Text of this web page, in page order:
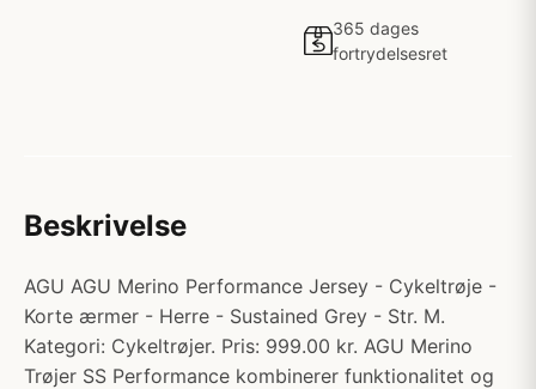
365 dages
fortrydelsesret
Beskrivelse
AGU AGU Merino Performance Jersey - Cykeltrøje -
Korte ærmer - Herre - Sustained Grey - Str. M.
Kategori: Cykeltrøjer. Pris: 999.00 kr. AGU Merino
Trøjer SS Performance kombinerer funktionalitet og